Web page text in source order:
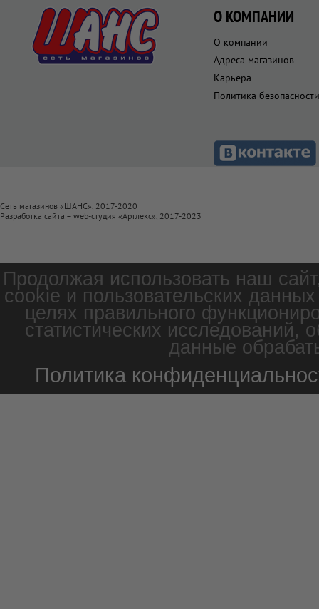
О КОМПАНИИ
О компании
Адреса магазинов
Карьера
Политика безопасности
Сеть магазинов «ШАНС», 2017-2020
Разработка сайта – web-студия «Артлекс», 2017-2023
Продолжая использовать наш
cookie и пользовательских
целях правильного
статистических
данные
Политика